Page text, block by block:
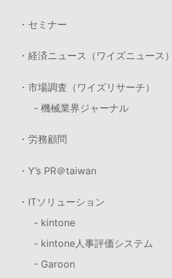
・セミナー
・経済ニュース（ワイズニュース）
・市場調査（ワイズリサーチ）
- 機械業界ジャーナル
・労務顧問
・Y’s PR＠taiwan
・ITソリューション
- kintone
- kintone人事評価システム
- Garoon